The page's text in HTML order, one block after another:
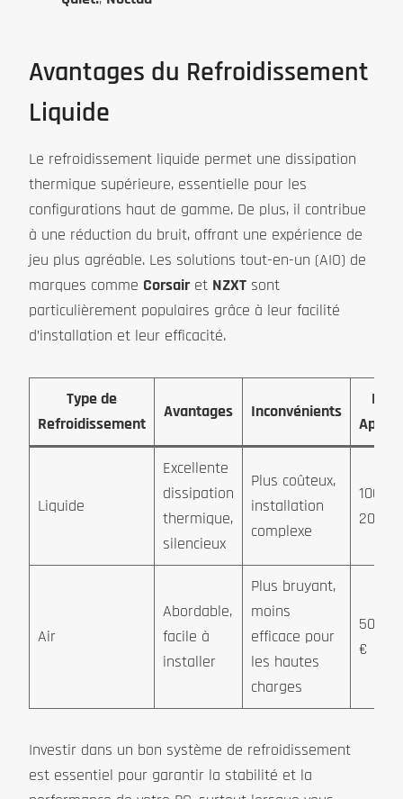
Avantages du Refroidissement
Liquide
Le refroidissement liquide permet une dissipation
thermique supérieure, essentielle pour les
configurations haut de gamme. De plus, il contribue
à une réduction du bruit, offrant une expérience de
jeu plus agréable. Les solutions tout-en-un (AIO) de
marques comme Corsair et NZXT sont
particulièrement populaires grâce à leur facilité
d’installation et leur efficacité.
Type de
Refroidissement
Avantages Inconvénients
Prix
Liquide
Excellente
dissipation
thermique,
silencieux
Plus coûteux,
installation
complexe
100-
200 €
Air
Abordable,
facile à
installer
Plus bruyant,
moins
efficace pour
les hautes
charges
50-100
€
Investir dans un bon système de refroidissement
est essentiel pour garantir la stabilité et la